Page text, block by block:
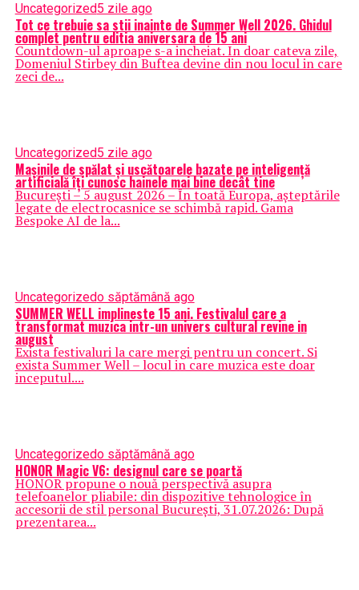
Uncategorized5 zile ago
Tot ce trebuie sa stii inainte de Summer Well 2026. Ghidul
complet pentru editia aniversara de 15 ani
Countdown-ul aproape s-a incheiat. In doar cateva zile,
Domeniul Stirbey din Buftea devine din nou locul in care
zeci de...
Uncategorized5 zile ago
Mașinile de spălat și uscătoarele bazate pe inteligență
artificială îți cunosc hainele mai bine decât tine
București – 5 august 2026 – În toată Europa, așteptările
legate de electrocasnice se schimbă rapid. Gama
Bespoke AI de la...
Uncategorizedo săptămână ago
SUMMER WELL implineste 15 ani. Festivalul care a
transformat muzica intr-un univers cultural revine in
august
Exista festivaluri la care mergi pentru un concert. Si
exista Summer Well – locul in care muzica este doar
inceputul....
Uncategorizedo săptămână ago
HONOR Magic V6: designul care se poartă
HONOR propune o nouă perspectivă asupra
telefoanelor pliabile: din dispozitive tehnologice în
accesorii de stil personal București, 31.07.2026: După
prezentarea...